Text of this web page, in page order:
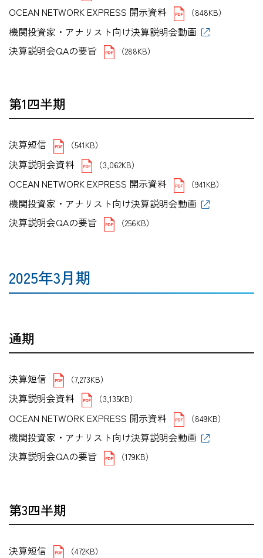
OCEAN NETWORK EXPRESS 開示資料 （848KB）
機関投資家・アナリスト向け決算説明会動画
決算説明会QAの要旨
（288KB）
第1四半期
決算短信 （541KB）
決算説明会資料 （3,062KB）
OCEAN NETWORK EXPRESS 開示資料 （941KB）
機関投資家・アナリスト向け決算説明会動画
決算説明会QAの要旨
（256KB）
2025年3月期
通期
決算短信 （7,273KB）
決算説明会資料 （3,135KB）
OCEAN NETWORK EXPRESS 開示資料 （849KB）
機関投資家・アナリスト向け決算説明会動画
決算説明会QAの要旨
（179KB）
第3四半期
決算短信 （472KB）